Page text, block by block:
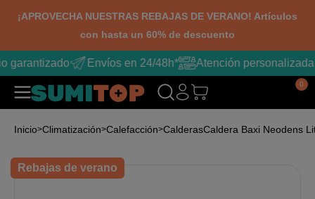
¡APROVECHA NUESTRAS REBAJAS DE VERANO! Artículos
con hasta un 60% de descuento
garantizado Envíos en 24/48h* Atención personalizada
0
Inicio Climatización Calefacción CalderasCaldera Baxi Neodens
Rebajas de verano